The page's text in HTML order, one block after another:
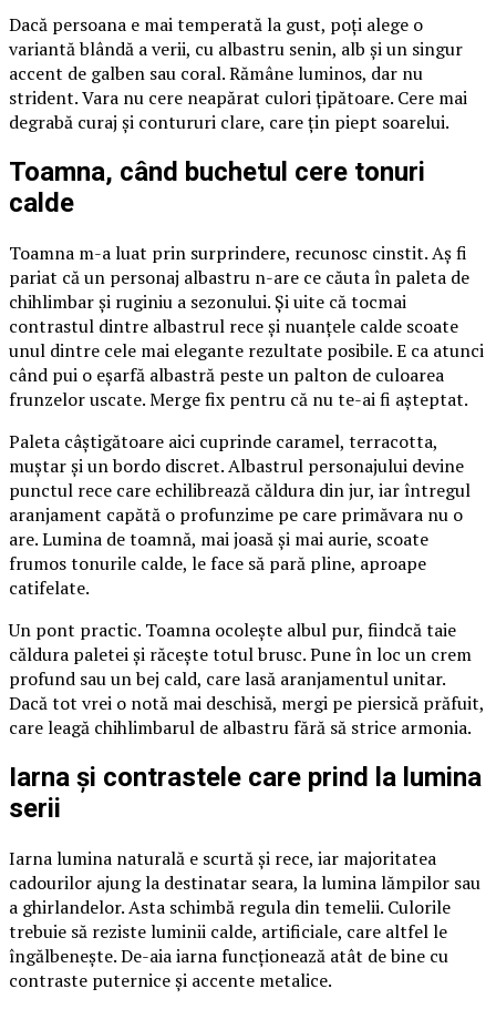
Dacă persoana e mai temperată la gust, poți alege o
variantă blândă a verii, cu albastru senin, alb și un singur
accent de galben sau coral. Rămâne luminos, dar nu
strident. Vara nu cere neapărat culori țipătoare. Cere mai
degrabă curaj și contururi clare, care țin piept soarelui.
Toamna, când buchetul cere tonuri
calde
Toamna m-a luat prin surprindere, recunosc cinstit. Aș fi
pariat că un personaj albastru n-are ce căuta în paleta de
chihlimbar și ruginiu a sezonului. Și uite că tocmai
contrastul dintre albastrul rece și nuanțele calde scoate
unul dintre cele mai elegante rezultate posibile. E ca atunci
când pui o eșarfă albastră peste un palton de culoarea
frunzelor uscate. Merge fix pentru că nu te-ai fi așteptat.
Paleta câștigătoare aici cuprinde caramel, terracotta,
muștar și un bordo discret. Albastrul personajului devine
punctul rece care echilibrează căldura din jur, iar întregul
aranjament capătă o profunzime pe care primăvara nu o
are. Lumina de toamnă, mai joasă și mai aurie, scoate
frumos tonurile calde, le face să pară pline, aproape
catifelate.
Un pont practic. Toamna ocolește albul pur, fiindcă taie
căldura paletei și răcește totul brusc. Pune în loc un crem
profund sau un bej cald, care lasă aranjamentul unitar.
Dacă tot vrei o notă mai deschisă, mergi pe piersică prăfuit,
care leagă chihlimbarul de albastru fără să strice armonia.
Iarna și contrastele care prind la lumina
serii
Iarna lumina naturală e scurtă și rece, iar majoritatea
cadourilor ajung la destinatar seara, la lumina lămpilor sau
a ghirlandelor. Asta schimbă regula din temelii. Culorile
trebuie să reziste luminii calde, artificiale, care altfel le
îngălbenește. De-aia iarna funcționează atât de bine cu
contraste puternice și accente metalice.